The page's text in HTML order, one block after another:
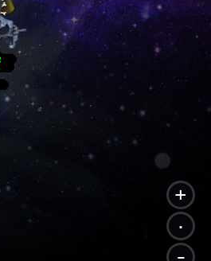
+
.
-